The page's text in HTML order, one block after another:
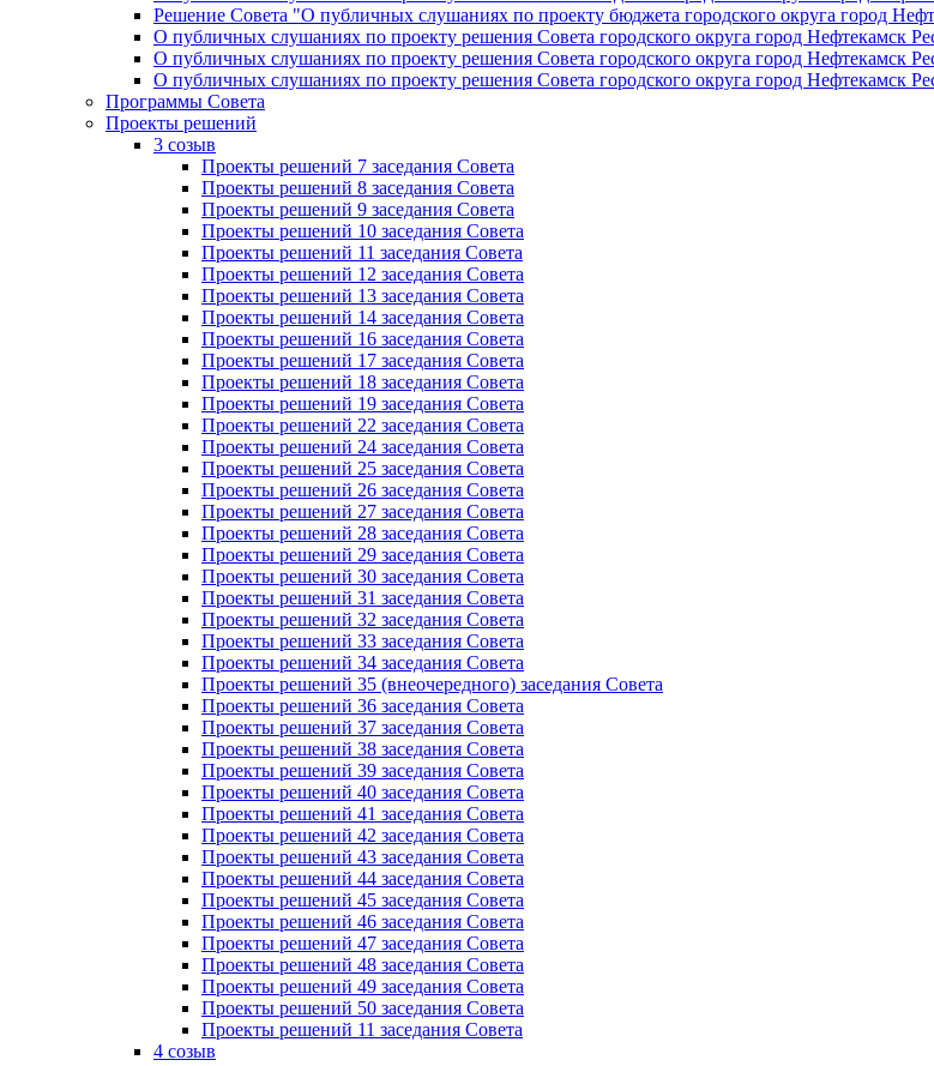
Решение Совета "О публичных слушаниях по проекту бюджета городского округа город
О публичных слушаниях по проекту решения Совета городского округа город Нефтекамск
О публичных слушаниях по проекту решения Совета городского округа город Нефтекамск
О публичных слушаниях по проекту решения Совета городского округа город Нефтекамск
Программы Совета
Проекты решений
3 созыв
Проекты решений 7 заседания Совета
Проекты решений 8 заседания Совета
Проекты решений 9 заседания Совета
Проекты решений 10 заседания Совета
Проекты решений 11 заседания Совета
Проекты решений 12 заседания Совета
Проекты решений 13 заседания Совета
Проекты решений 14 заседания Совета
Проекты решений 16 заседания Совета
Проекты решений 17 заседания Совета
Проекты решений 18 заседания Совета
Проекты решений 19 заседания Совета
Проекты решений 22 заседания Совета
Проекты решений 24 заседания Совета
Проекты решений 25 заседания Совета
Проекты решений 26 заседания Совета
Проекты решений 27 заседания Совета
Проекты решений 28 заседания Совета
Проекты решений 29 заседания Совета
Проекты решений 30 заседания Совета
Проекты решений 31 заседания Совета
Проекты решений 32 заседания Совета
Проекты решений 33 заседания Совета
Проекты решений 34 заседания Совета
Проекты решений 35 (внеочередного) заседания Совета
Проекты решений 36 заседания Совета
Проекты решений 37 заседания Совета
Проекты решений 38 заседания Совета
Проекты решений 39 заседания Совета
Проекты решений 40 заседания Совета
Проекты решений 41 заседания Совета
Проекты решений 42 заседания Совета
Проекты решений 43 заседания Совета
Проекты решений 44 заседания Совета
Проекты решений 45 заседания Совета
Проекты решений 46 заседания Совета
Проекты решений 47 заседания Совета
Проекты решений 48 заседания Совета
Проекты решений 49 заседания Совета
Проекты решений 50 заседания Совета
Проекты решений 11 заседания Совета
4 созыв